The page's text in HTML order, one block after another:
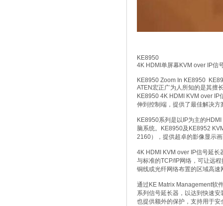
KE8950
4K HDMI单屏幕KVM over IP信
KE8950 Zoom In KE8950
ATEN宏正广为人所知的是其擅
KE8950 4K HDMI KVM over IP
伸到控制端，提供了最佳解决方
KE8950系列是以IP为主的
脑系统。KE8950及KE8952
2160），提供超卓的影像显示
4K HDMI KVM over IP信号延
与标准的TCP/IP网络，可让远
铜线或光纤网络布置的区域高速
通过KE Matrix Management软
系列信号延长器，以达到快速
也提供额外的保护，支持用于